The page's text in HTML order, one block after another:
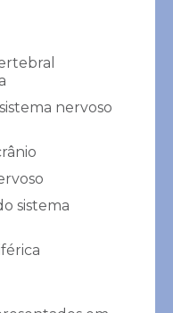
nervoso
sistema